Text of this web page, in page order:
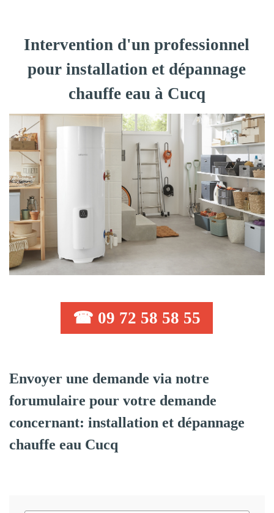
Intervention d'un professionnel
pour installation et dépannage
chauffe eau à Cucq
☎ 09 72 58 58 55
Envoyer une demande via notre
forumulaire pour votre demande
concernant: installation et dépannage
chauffe eau Cucq